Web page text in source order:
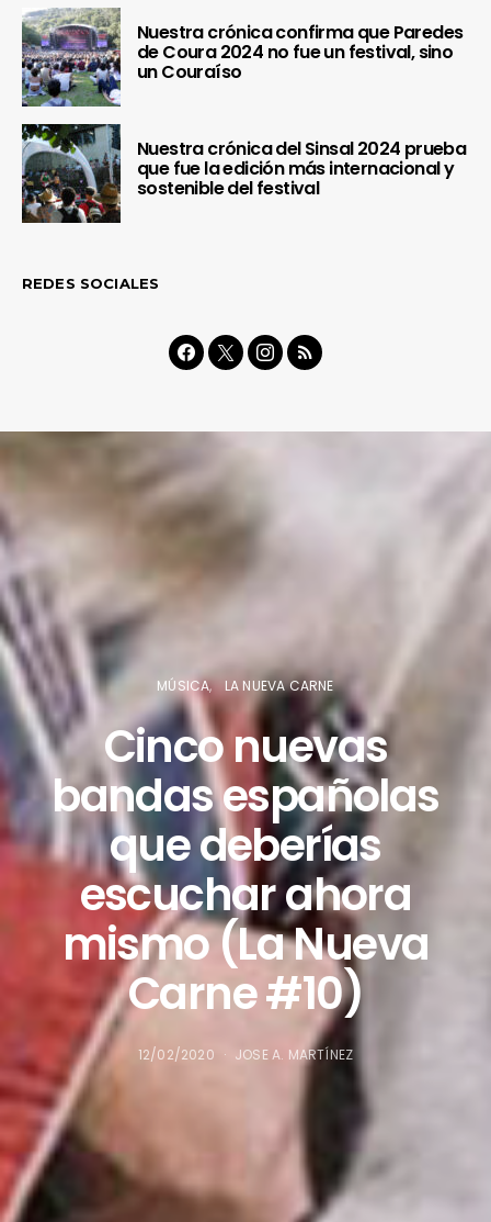
Nuestra crónica confirma que Paredes
de Coura 2024 no fue un festival, sino
un Couraíso
Nuestra crónica del Sinsal 2024 prueba
que fue la edición más internacional y
sostenible del festival
REDES SOCIALES
MÚSICA LA NUEVA CARNE
Cinco nuevas
bandas españolas
que deberías
escuchar ahora
mismo (La Nueva
Carne #10)
12/02/2020 JOSE A. MARTÍNEZ